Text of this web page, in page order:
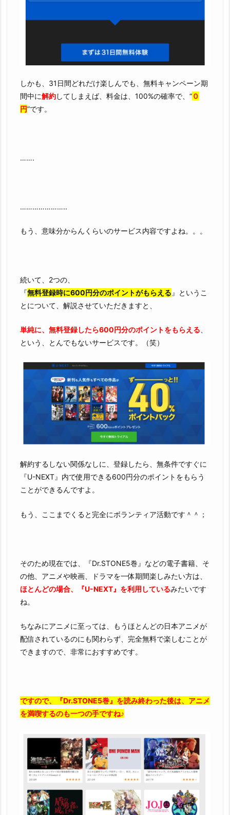
しかも、31日間どれだけ楽しんでも、無料キャンペーン期
間中に解約してしまえば、料金は、100%の確率で、“０
円”です。
…….
…………………..
もう、意味分からんくらいのサービス内容ですよね。。。
続いて、2つの、
『無料登録時に600円分のポイントがもらえる 』というこ
とについて、解説させていただきますと、
単純に、無料登録したら600円分のポイントをもらえる
という、とんでもないサービスです。（笑）
解約するしない関係なしに、登録したら、無条件ですぐに
『U-NEXT』内で使用できる600円分のポイントをもらう
ことができるんですよ。
もう、ここまでくると完全にボランティア活動です＾＾；
そのため現在では、『Dr.STONE5巻』などの電子書籍、そ
の他、アニメや映画、ドラマを一体期間楽しみたい方は、
ほとんどの場合、『U-NEXT』を利用しているみたいです
ね。
ちなみにアニメに至っては、もうほとんどの日本アニメが
配信されているのにも関わらず、完全無料で楽しむことが
できますので、非常におすすめです。
ですので、『Dr.STONE5巻』を読み終わった後は、アニメ
を満喫するのも一つの手ですね♪